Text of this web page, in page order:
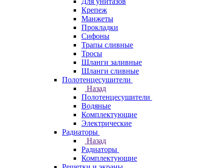
Крепеж
Манжеты
Прокладки
Сифоны
Трапы сливные
Тросы
Шланги заливные
Шланги сливные
Полотенцесушители
Назад
Полотенцесушители
Водяные
Комплектующие
Электрические
Радиаторы
Назад
Радиаторы
Комплектующие